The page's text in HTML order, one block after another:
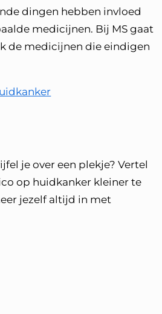
dingen hebben invloed
medicijnen. Bij MS gaat
de medicijnen die eindigen
je over een plekje? Vertel
op huidkanker kleiner te
jezelf altijd in met